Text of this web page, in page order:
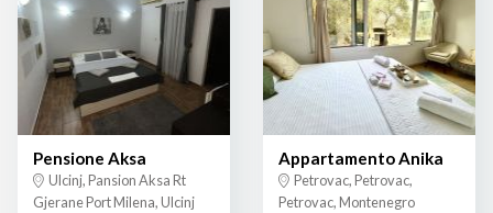
Pensione Aksa
Ulcinj, Pansion Aksa Rt
Gjerane Port Milena, Ulcinj
Appartamento Anika
Petrovac, Petrovac,
Petrovac, Montenegro